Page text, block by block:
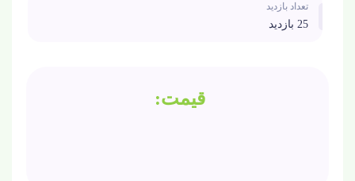
تعداد بازدید
25 بازدید